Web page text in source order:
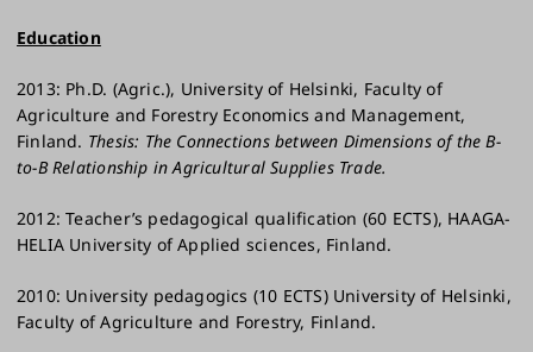
Education
2013: Ph.D. (Agric.), University of Helsinki, Faculty of
Agriculture and Forestry Economics and Management,
Finland. Thesis: The Connections between Dimensions of the B-
to-B Relationship in Agricultural Supplies Trade.
2012: Teacher’s pedagogical qualification (60 ECTS), HAAGA-
HELIA University of Applied sciences, Finland.
2010: University pedagogics (10 ECTS) University of Helsinki,
Faculty of Agriculture and Forestry, Finland.